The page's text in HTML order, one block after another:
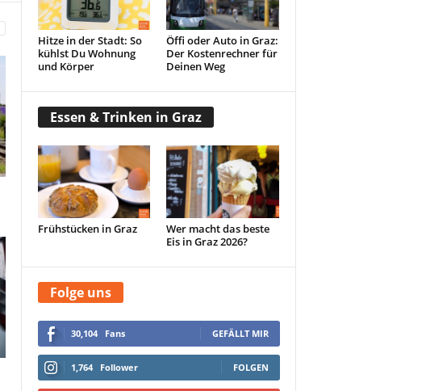
Hitze in der Stadt: So
kühlst Du Wohnung
und Körper
Öffi oder Auto in Graz:
Der Kostenrechner für
Deinen Weg
Essen & Trinken in Graz
Frühstücken in Graz
Wer macht das beste
Eis in Graz 2026?
Folge uns
30,104 Fans GEFÄLLT MIR
1,764 Follower FOLGEN